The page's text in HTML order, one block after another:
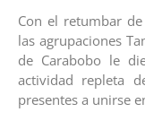
Con el retumbar
las agrupaciones
de Carabobo le
actividad repleta
presentes a unirse